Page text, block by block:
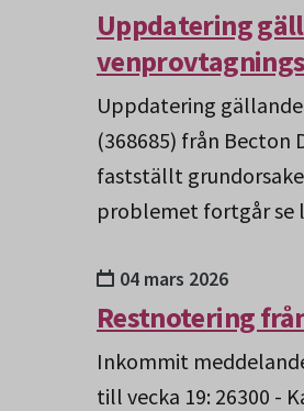
Uppdatering
Uppdatering
(368685) från Becton
fastställt
problemet fortgår se
Restnotering
04 mars 2026
Inkommit
till vecka 19: 26300 -